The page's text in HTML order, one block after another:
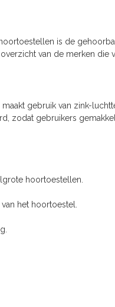
is de
van de merken die
gebruik van zink-
zodat gebruikers
hoortoestellen.
het hoortoestel.